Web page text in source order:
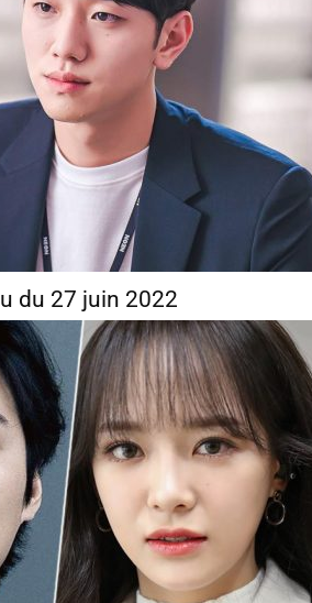
du 27 juin 2022